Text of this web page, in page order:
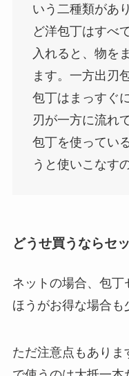
いう二種類があ
ど洋包丁はすべ
入れると、物を
ます。一方出刃
包丁はまっすぐ
刃が一方に流れ
包丁を使ってい
うと使いこなす
どうせ買うならセ
ネットの場合、包
ほうがお得な場合も
ただ注意点もありま